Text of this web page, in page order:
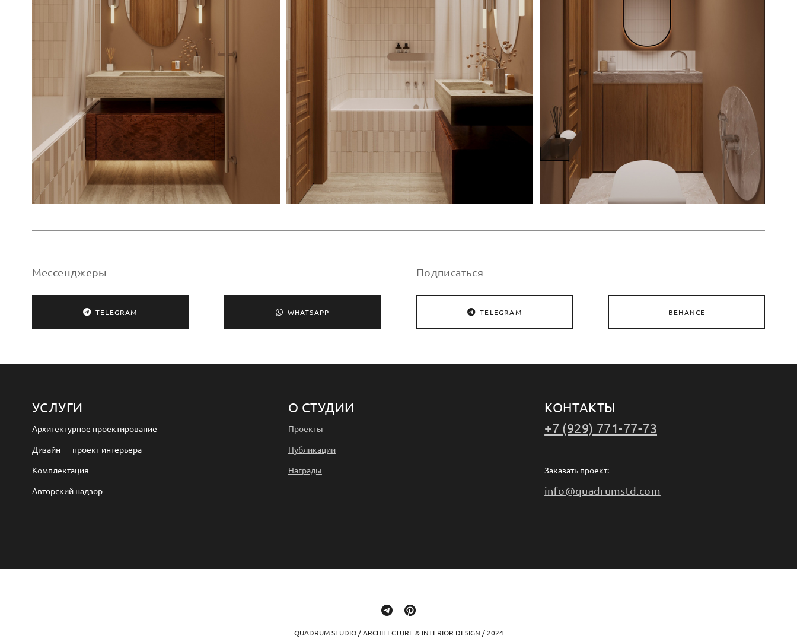
Мессенджеры Подписаться
TELEGRAM WHATSAPP TELEGRAM BEHANCE
УСЛУГИ
Архитектурное проектирование
Дизайн — проект интерьера
Комплектация
Авторский надзор
О СТУДИИ
Проекты
Публикации
Награды
КОНТАКТЫ
+7 (929) 771-77-73
Заказать проект:
info@quadrumstd.com
QUADRUM STUDIO / ARCHITECTURE & INTERIOR DESIGN / 2024